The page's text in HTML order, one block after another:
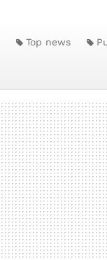
Top news